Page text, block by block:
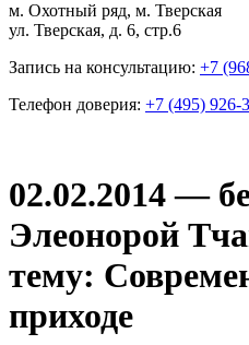
м. Охотный ряд, м. Тверская
ул. Тверская, д. 6, стр.6
Запись на консультацию: +7
Телефон доверия: +7 (495) 926-
02.02.2014 —
Элеонорой
тему:
приходе